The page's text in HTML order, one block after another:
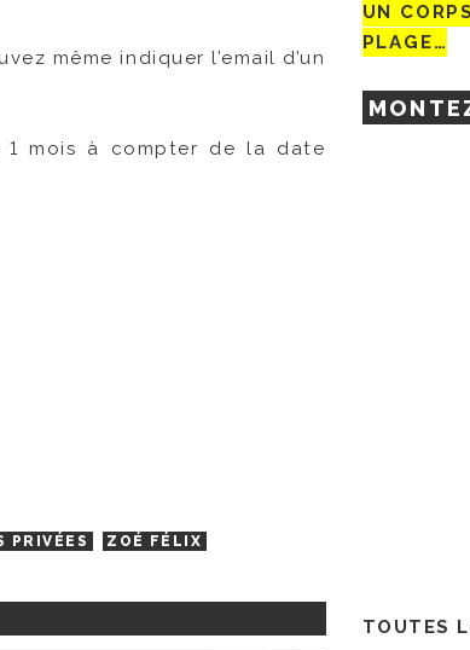
même indiquer l’email d’un
mois à compter de la date
PRIVÉES ZOÉ FÉLIX
UN
PLAGE…
TOUTES